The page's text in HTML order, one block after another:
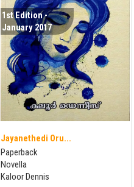
1st Edition -
January 2017
Jayanethedi Oru...
Paperback
Novella
Kaloor Dennis